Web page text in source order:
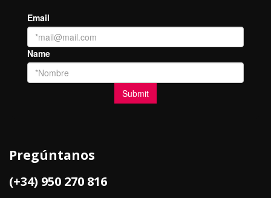
Pregúntanos
(+34) 950 270 816